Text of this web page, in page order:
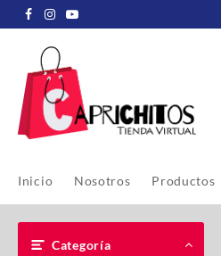
Inicio Nosotros Productos
Categoría